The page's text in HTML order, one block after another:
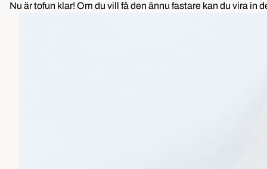
Nu är tofun klar! Om du vill få den ännu fastare kan du vira in